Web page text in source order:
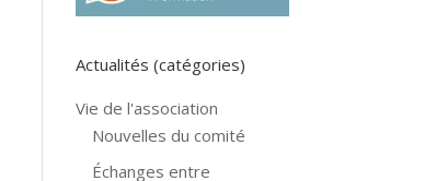
Actualités (catégories)
Vie de l'association
Nouvelles du comité
Échanges entre